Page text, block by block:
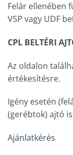
Felár ellenében
VSP vagy UDF
CPL BELTÉRI
Az oldalon
értékesítésre.
Igény esetén
(gerébtok) ajtó
Ajánlatkérés